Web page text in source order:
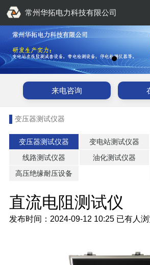
常州华拓电力科技有限公司
来电咨询
变压器测试仪器
变压器测试仪器 变电站测试仪器
线路测试仪器
油化测试仪器
高压绝缘耐压设备
直流电阻测试仪
发布时间：2024-09-12 10:25 已有人